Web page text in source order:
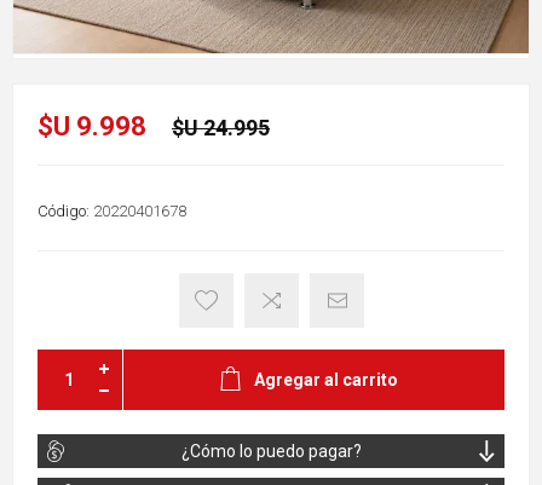
$U 9.998 $U 24.995
Código: 20220401678
Agregar al carrito
¿Cómo lo puedo pagar?